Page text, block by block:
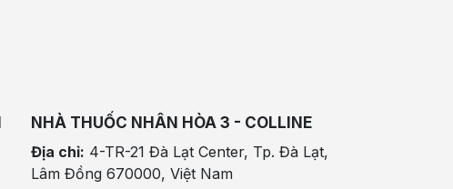
NHÀ THUỐC NHÂN HÒA 3 - COLLINE
Địa chỉ: 4-TR-21 Đà Lạt Center, Tp. Đà Lạt,
Lâm Đồng 670000, Việt Nam